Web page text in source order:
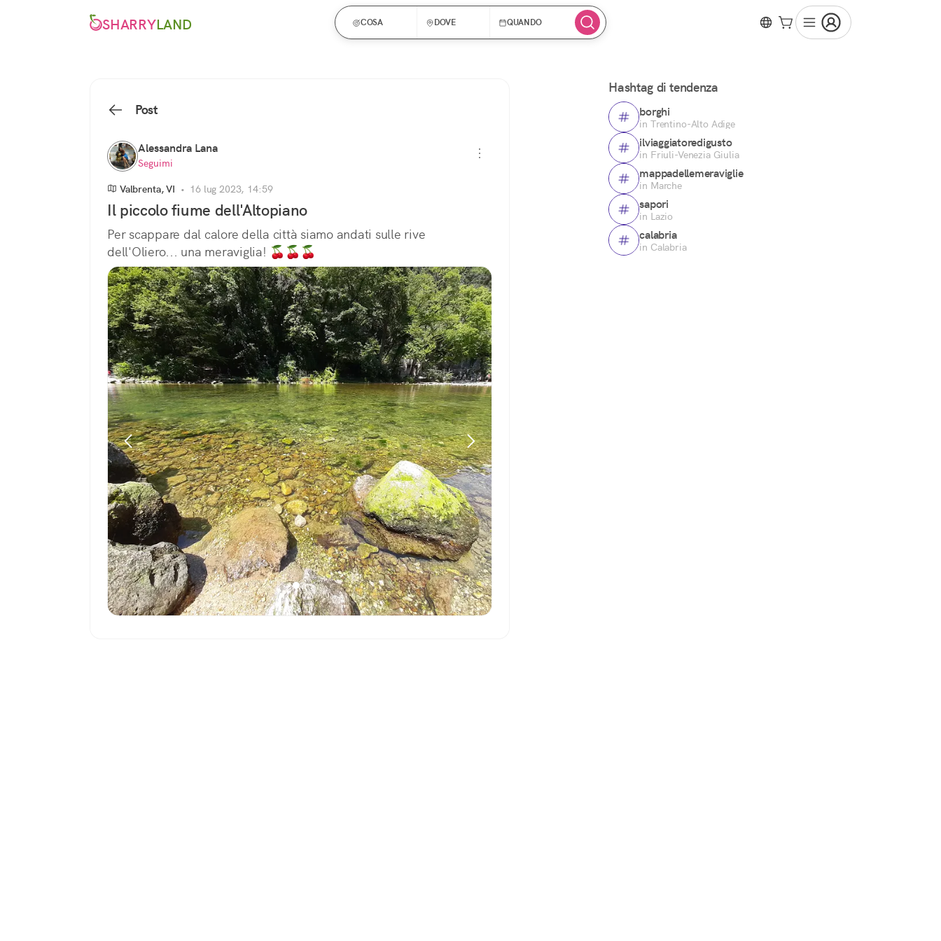
SHARRYLAND COSA DOVE QUANDO
Post
Alessandra Lana
Seguimi
Valbrenta, VI • 16 lug 2023, 14:59
Il piccolo fiume dell'Altopiano
Per scappare dal calore della città siamo andati sulle rive
dell'Oliero... una meraviglia! 🍒🍒🍒
Hashtag di tendenza
borghi
in Trentino-Alto Adige
ilviaggiatoredigusto
in Friuli-Venezia Giulia
mappadellemeraviglie
in Marche
sapori
in Lazio
calabria
in Calabria